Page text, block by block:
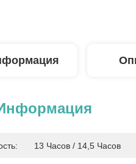
13 Часов / 14,5 Часов